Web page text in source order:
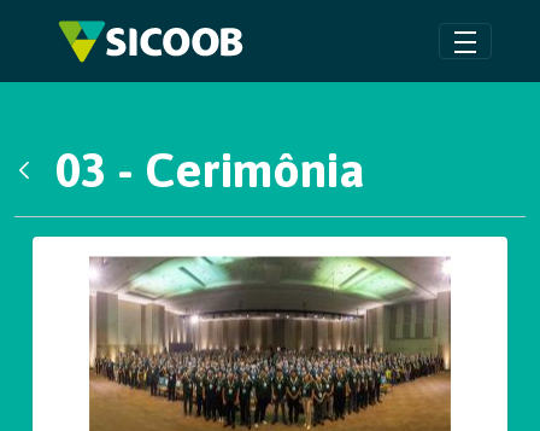
Pular para o Conteúdo principal
03 - Cerimônia